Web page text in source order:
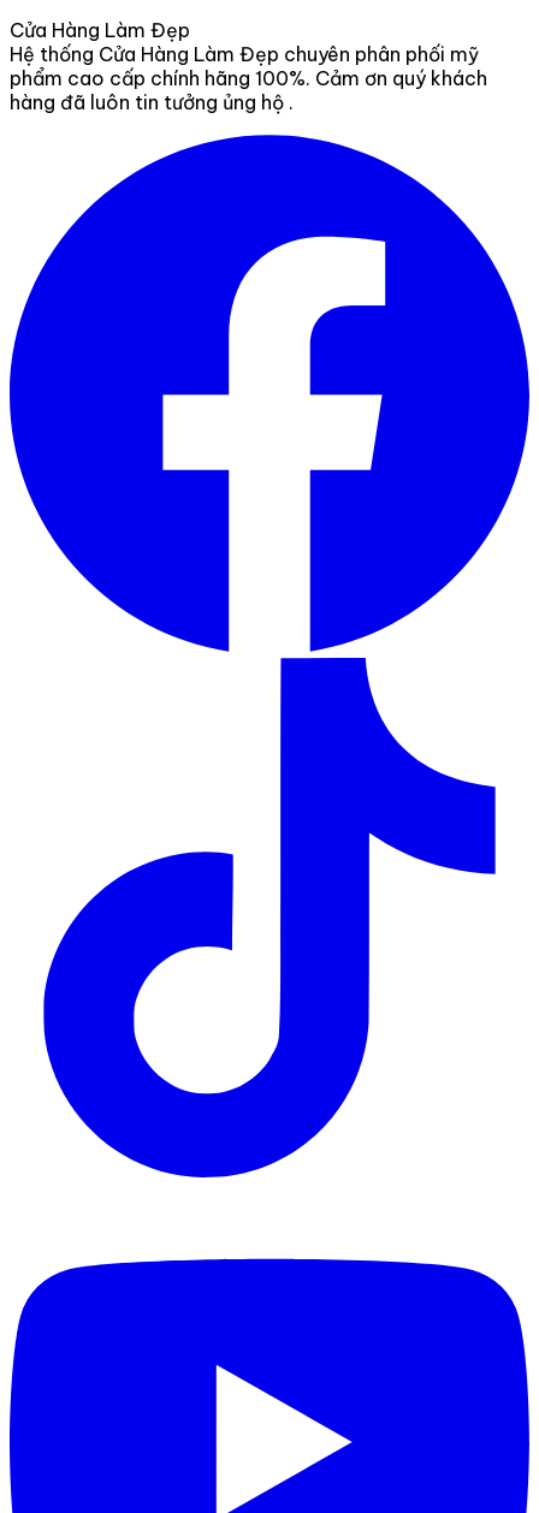
Cửa Hàng Làm Đẹp
Hệ thống Cửa Hàng Làm Đẹp chuyên phân phối mỹ
phẩm cao cấp chính hãng 100%. Cảm ơn quý khách
hàng đã luôn tin tưởng ủng hộ .